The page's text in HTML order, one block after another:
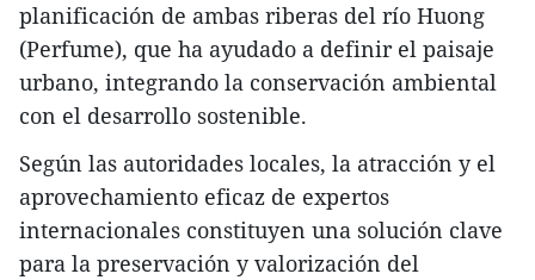
planificación de ambas riberas del río Huong
(Perfume), que ha ayudado a definir el paisaje
urbano, integrando la conservación ambiental
con el desarrollo sostenible.
​Según las autoridades locales, la atracción y el
aprovechamiento eficaz de expertos
internacionales constituyen una solución clave
para la preservación y valorización del